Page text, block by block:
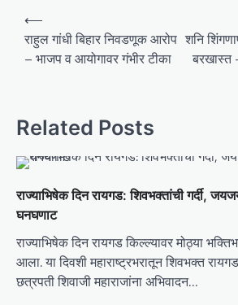
o
n
a
v
i
g
a
t
i
⟵
राहुल गांधी बिहार निवडणूक आरोप
– भाजप व आयोगावर गंभीर टीका
शनि
बरखास्त
Related Posts
राज्याभिषेक दिन रायगड: शिवभक्तांची गर्दी,
घनघणाट
राज्याभिषेक दिन रायगड किल्ल्यावर मोठ्या
आला. या दिवशी महाराष्ट्रभरातून शिवभक्त
छत्रपती शिवाजी महाराजांना अभिवादन…